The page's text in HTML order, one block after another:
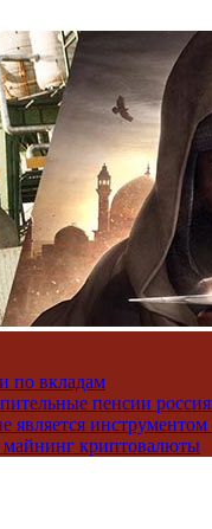
по вкладам
пенсии
инструментом
криптовалюты